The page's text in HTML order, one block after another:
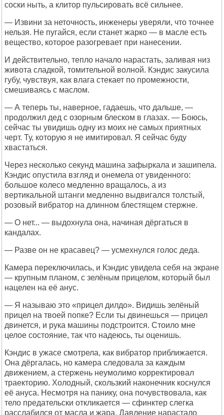
соски ныть, а клитор пульсировать всё сильнее.
— Извини за неточность, инженеры уверяли, что точнее
нельзя. Не пугайся, если станет жарко — в масле есть
вещество, которое разогревает при нанесении.
И действительно, тепло начало нарастать, заливая низ
живота сладкой, томительной волной. Кэндис закусила
губу, чувствуя, как влага стекает по промежности,
смешиваясь с маслом.
— А теперь ты, наверное, гадаешь, что дальше, —
продолжил дед с озорным блеском в глазах. — Боюсь,
сейчас ты увидишь одну из моих не самых приятных
черт. Ту, которую я не имитировал. Я сейчас буду
хвастаться.
Через несколько секунд машина зафыркала и зашипела.
Кэндис опустила взгляд и онемела от увиденного:
большое колесо медленно вращалось, а из
вертикальной штанги медленно выдвигался толстый,
розовый вибратор на длинном блестящем стержне.
— О нет... — выдохнула она, начиная дёргаться в
кандалах.
— Разве он не красавец? — усмехнулся голос деда.
Камера переключилась, и Кэндис увидела себя на экране
— крупным планом, с зелёным прицелом, который был
нацелен на её анус.
— Я называю это «прицел дилдо». Видишь зелёный
прицел на твоей попке? Если ты двинешься — прицел
двинется, и рука машины подстроится. Стоило мне
целое состояние, так что надеюсь, ты оценишь.
Кэндис в ужасе смотрела, как вибратор приближается.
Она дёргалась, но камера следовала за каждым
движением, а стержень неумолимо корректировал
траекторию. Холодный, скользкий наконечник коснулся
её ануса. Несмотря на панику, она почувствовала, как
тело предательски откликается — сфинктер слегка
расслабился от масла и жара. Давление нарастало